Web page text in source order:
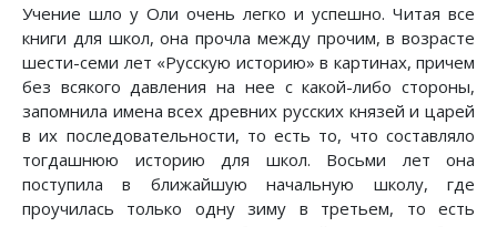
Учение шло у Оли очень легко и успешно. Читая все
книги для школ, она прочла между прочим, в возрасте
шести-семи лет «Русскую историю» в картинах, причем
без всякого давления на нее с какой-либо стороны,
запомнила имена всех древних русских князей и царей
в их последовательности, то есть то, что составляло
тогдашнюю историю для школ. Восьми лет она
поступила в ближайшую начальную школу, где
проучилась только одну зиму в третьем, то есть